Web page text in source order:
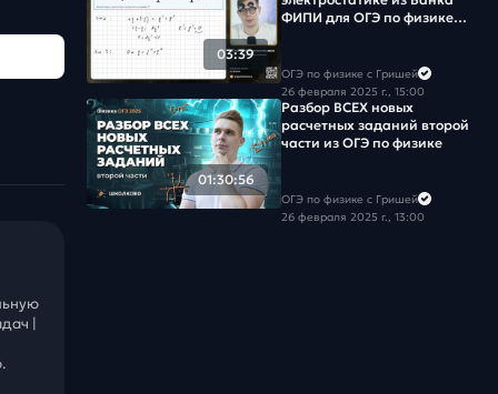
|
03:39
ФИПИ для ОГЭ по физике
ОГЭ по физике с Гришей
26 февраля 2025 г., 15:00
01:30:56
Разбор ВСЕХ новых
расчетных заданий второй
части из ОГЭ по физике
ОГЭ по физике с Гришей
26 февраля 2025 г., 13:00